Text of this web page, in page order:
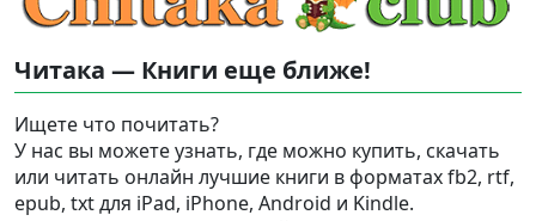
Читака — Книги еще ближе!
Ищете что почитать?
У нас вы можете узнать, где можно купить, скачать
или читать онлайн лучшие книги в форматах fb2, rtf,
epub, txt для iPad, iPhone, Android и Kindle.